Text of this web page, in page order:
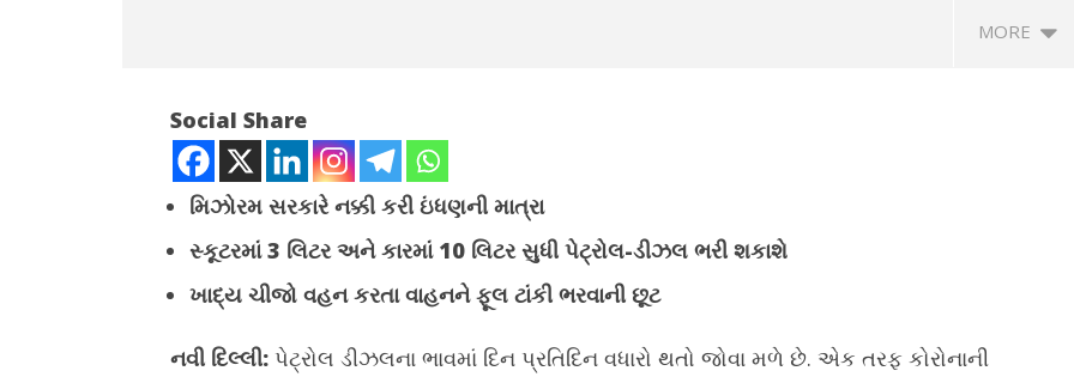
MORE
સ્કૂટરમાં આટલું જ પેટ્રોલ-ડીઝલ ભરી
શકાશે
पुलिसकर्मी की मौत, हार्ट अटैक की आशंका
बस हादसा, ड्राइवर-कंडक्टर समेत 7 की मौत;
11 घायल
Social Share
મિઝોરમ સરકારે નક્કી કરી ઇંધણની માત્રા
સ્કૂટરમાં 3 લિટર અને કારમાં 10 લિટર સુધી પેટ્રોલ-ડીઝલ ભરી શકાશે
ખાદ્ય ચીજો વહન કરતા વાહનને ફૂલ ટાંકી ભરવાની છૂટ
નવી દિલ્લી:પેટ્રોલ ડીઝલના ભાવમાં દિન પ્રતિદિન વધારો થતો જોવા મળે છે. એક તરફ કોરોનાની